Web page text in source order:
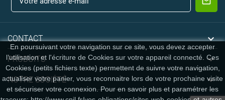
CONTACT 
PRODUITS 
NOTRE SOCIÉTÉ 
En poursuivant votre navigation sur ce site, vous devez accepter
l’utilisation et l'écriture de Cookies sur votre appareil connecté. Ces
Cookies (petits fichiers texte) permettent de suivre votre navigation,
actualiser votre panier, vous reconnaitre lors de votre prochaine visite
et sécuriser votre connexion. Pour en savoir plus et paramétrer les